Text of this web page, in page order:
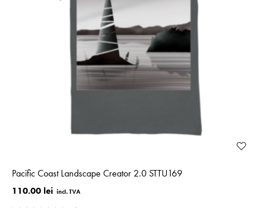
Pacific Coast Landscape Creator 2.0 STTU169
110.00 lei